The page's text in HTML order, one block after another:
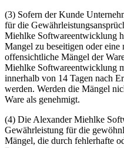
(3) Sofern der Kunde
für die
Miehlke Softwareentwicklung
Mangel zu beseitigen oder eine
offensichtliche Mängel der
Miehlke Softwareentwicklung
innerhalb von 14 Tagen nach
werden. Werden die Mängel
Ware als genehmigt.
(4) Die Alexander Miehlke
Gewährleistung für die
Mängel, die durch fehlerhafte